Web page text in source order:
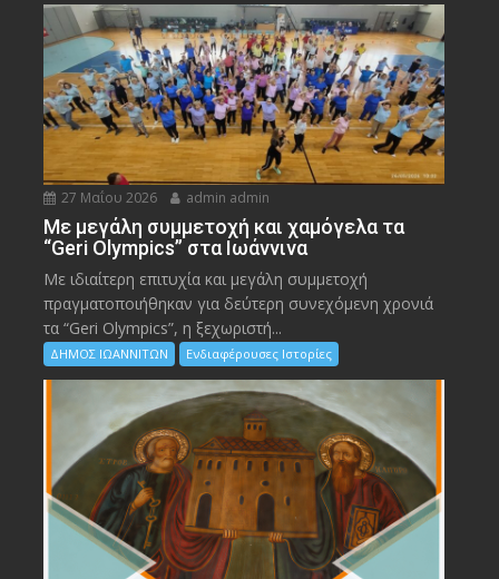
27 Μαΐου 2026 admin admin
Με μεγάλη συμμετοχή και χαμόγελα τα
“Geri Olympics” στα Ιωάννινα
Με ιδιαίτερη επιτυχία και μεγάλη συμμετοχή
πραγματοποιήθηκαν για δεύτερη συνεχόμενη χρονιά
τα “Geri Olympics”, η ξεχωριστή...
ΔΗΜΟΣ ΙΩΑΝΝΙΤΩΝ Ενδιαφέρουσες Ιστορίες